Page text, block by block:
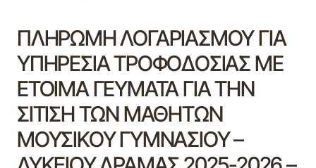
ΠΛΗΡΩΜΗ ΛΟΓΑΡΙΑΣΜΟΥ ΓΙΑ
ΥΠΗΡΕΣΙΑ ΤΡΟΦΟΔΟΣΙΑΣ ΜΕ
ΕΤΟΙΜΑ ΓΕΥΜΑΤΑ ΓΙΑ ΤΗΝ
ΣΙΤΙΣΗ ΤΩΝ ΜΑΘΗΤΩΝ
ΜΟΥΣΙΚΟΥ ΓΥΜΝΑΣΙΟΥ –